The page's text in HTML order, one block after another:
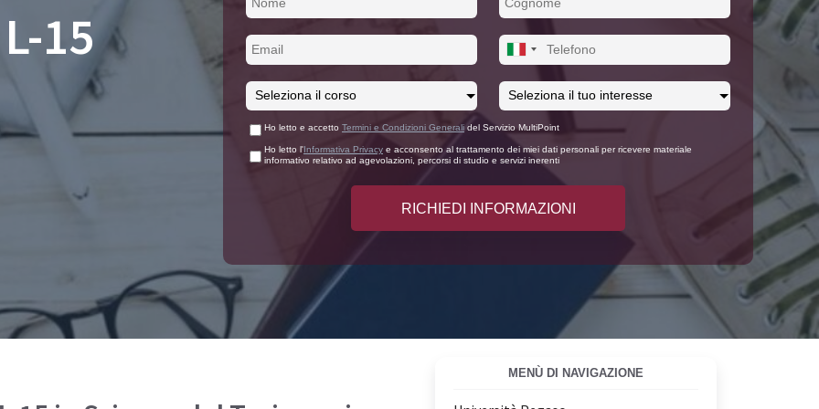
Iscriversi
e Lode
60 CFU per l’Insegnamento
PA 110 e Lode
30 e 60 CFU per l’Insegnamento
15
Ho letto e accetto Termini e Condizioni Generali del Servizio MultiPoint
Ho letto l'Informativa Privacy e acconsento al trattamento dei miei dati personali per ricevere materiale
informativo relativo ad agevolazioni, percorsi di studio e servizi inerenti
MENÙ DI NAVIGAZIONE